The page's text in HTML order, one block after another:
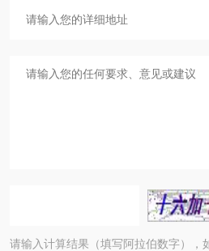
请输入计算结果（填写阿拉伯数字），